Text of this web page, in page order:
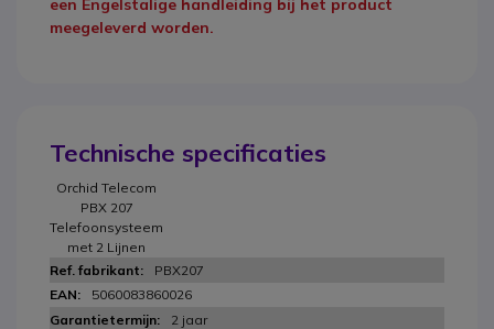
een Engelstalige handleiding bij het product
meegeleverd worden.
Technische specificaties
Orchid Telecom
PBX 207
Telefoonsysteem
met 2 Lijnen
PBX207
5060083860026
2 jaar